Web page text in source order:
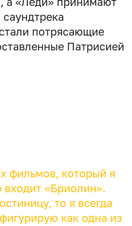
потрясающие
Патрисией
фильмов, который я
входит «Бриолин».
то я всегда
как одна из